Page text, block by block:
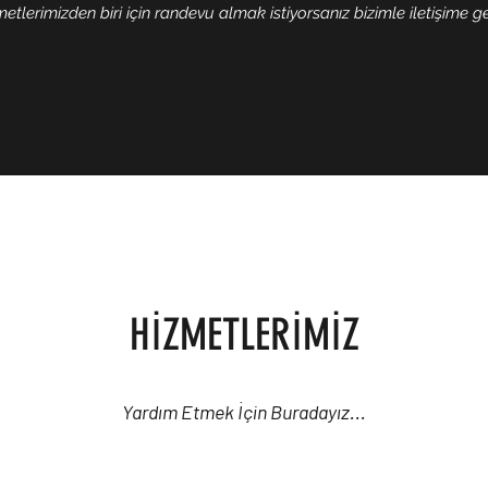
biri için randevu almak istiyorsanız bizimle iletişime
HİZMETLERİMİZ
Yardım Etmek İçin Buradayız...